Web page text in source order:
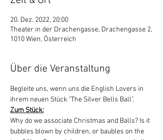
20. Dez. 2022, 20:00
Theater in der Drachengasse, Drachengasse 2,
1010 Wien, Österreich
Über die Veranstaltung
Begleite uns, wenn uns die English Lovers in
ihrem neuen Stück "The Silver Bells Ball".
Zum Stück:
Why do we associate Christmas and Balls? Is it
bubbles blown by children, or baubles on the